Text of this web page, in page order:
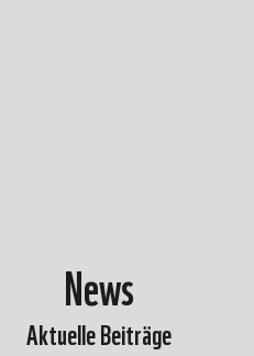
News
Aktuelle Beiträge